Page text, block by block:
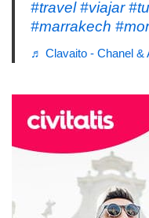
#travel #viajar
#marrakech
♬ Clavaito - Chanel &